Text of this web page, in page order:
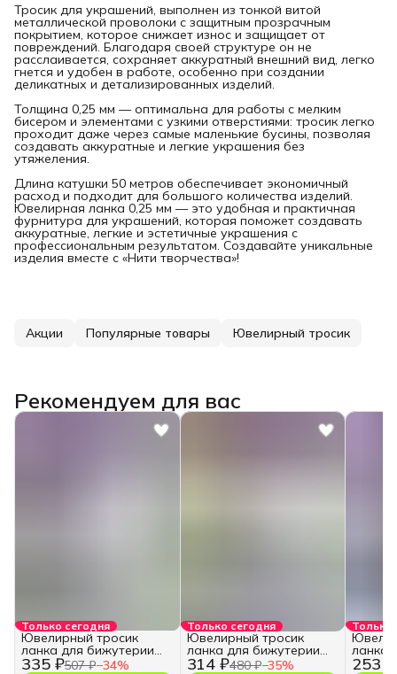
Тросик для украшений, выполнен из тонкой витой
металлической проволоки с защитным прозрачным
покрытием, которое снижает износ и защищает от
повреждений. Благодаря своей структуре он не
расслаивается, сохраняет аккуратный внешний вид, легко
гнется и удобен в работе, особенно при создании
деликатных и детализированных изделий.
Толщина 0,25 мм — оптимальна для работы с мелким
бисером и элементами с узкими отверстиями: тросик легко
проходит даже через самые маленькие бусины, позволяя
создавать аккуратные и легкие украшения без
утяжеления.
Длина катушки 50 метров обеспечивает экономичный
расход и подходит для большого количества изделий.
Ювелирная ланка 0,25 мм — это удобная и практичная
фурнитура для украшений, которая поможет создавать
аккуратные, легкие и эстетичные украшения с
профессиональным результатом. Создавайте уникальные
изделия вместе с «Нити творчества»!
Акции Популярные товары Ювелирный тросик
Рекомендуем для вас
Только сегодня
335 ₽507 ₽−34%
Ювелирный тросик
ланка для бижутерии
0,45 мм.
Только сегодня
314 ₽480 ₽−35%
Ювелирный тросик
ланка для бижутерии
0,3 мм.
Только
253 ₽
ланка
0,25 мм.